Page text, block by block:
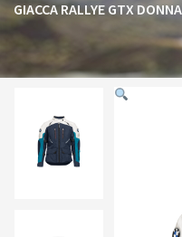
GIACCA RALLYE GTX